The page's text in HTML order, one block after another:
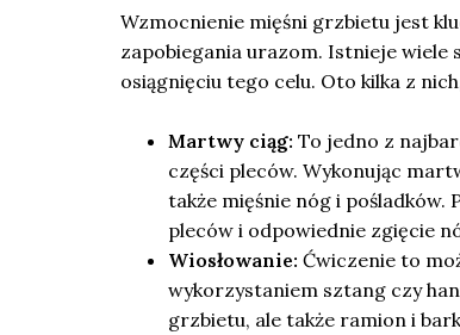
Wzmocnienie mięśni grzbietu jest
zapobiegania urazom. Istnieje
osiągnięciu tego celu. Oto kilka z
Martwy ciąg: To jedno z
części pleców. Wykonując
także mięśnie nóg i
pleców i odpowiednie zgięcie
Wiosłowanie: Ćwiczenie to
wykorzystaniem sztang czy
grzbietu, ale także ramion i